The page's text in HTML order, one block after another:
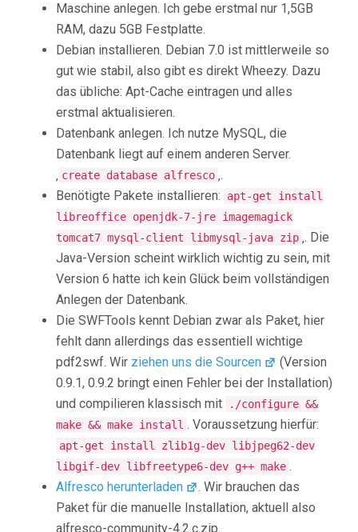
Maschine anlegen. Ich gebe erstmal nur 1,5GB
RAM, dazu 5GB Festplatte.
Debian installieren. Debian 7.0 ist mittlerweile so
gut wie stabil, also gibt es direkt Wheezy. Dazu
das übliche: Apt-Cache eintragen und alles
erstmal aktualisieren.
Datenbank anlegen. Ich nutze MySQL, die
Datenbank liegt auf einem anderen Server.
‚ create database alfresco ‚.
Benötigte Pakete installieren:
apt-get install
libreoffice openjdk-7-jre imagemagick
tomcat7 mysql-client libmysql-java zip ‚. Die
Java-Version scheint wirklich wichtig zu sein, mit
Version 6 hatte ich kein Glück beim vollständigen
Anlegen der Datenbank.
Die SWFTools kennt Debian zwar als Paket, hier
fehlt dann allerdings das essentiell wichtige
pdf2swf. Wir ziehen uns die Sourcen
(Version
0.9.1, 0.9.2 bringt einen Fehler bei der Installation)
und compilieren klassisch mit
./configure &&
make && make install . Voraussetzung hierfür:
apt-get install zlib1g-dev libjpeg62-dev
libgif-dev libfreetype6-dev g++ make .
Alfresco herunterladen
. Wir brauchen das
Paket für die manuelle Installation, aktuell also
alfresco-community-4.2.c.zip.